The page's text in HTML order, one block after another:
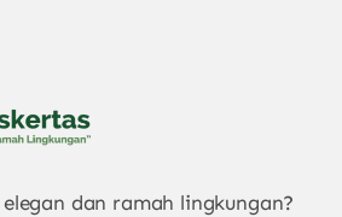
dan ramah lingkungan?